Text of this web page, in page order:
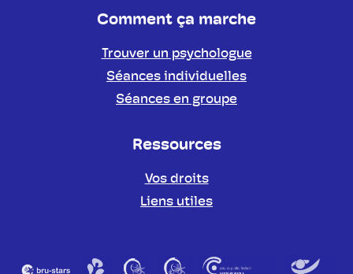
Comment ça marche
Trouver un psychologue
Séances individuelles
Séances en groupe
Ressources
Vos droits
Liens utiles
Partenaires